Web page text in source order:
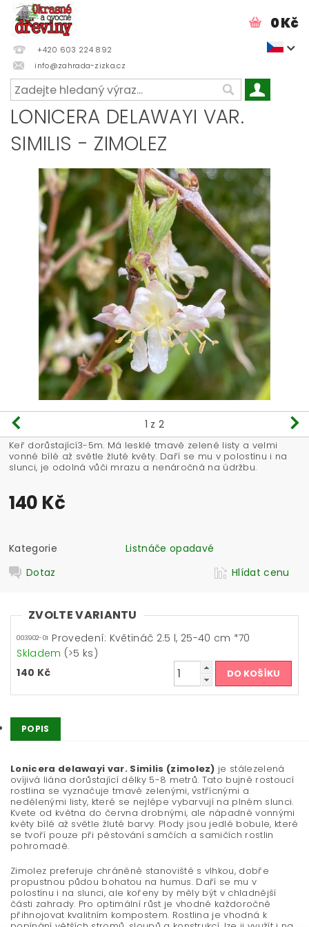
+420 603 224 892
info@zahrada-zizka.cz
0 Kč
LONICERA DELAWAYI VAR.
SIMILIS - ZIMOLEZ
1 z 2
Keř dorůstající3-5m. Má lesklé tmavě zelené listy a velmi
vonné bílé až světle žluté květy. Daří se mu v polostínu i na
slunci, je odolná vůči mrazu a nenáročná na údržbu.
140 Kč
Kategorie
Listnáče opadavé
Dotaz
Hlídat cenu
ZVOLTE VARIANTU
003902-01 Provedení: Květináč 2.5 l, 25-40 cm *70
Skladem (>5 ks)
140 Kč
POPIS
Lonicera delawayi var. Similis (zimolez) je stálezelená
ovíjivá liána dorůstající délky 5-8 metrů. Tato bujně rostoucí
rostlina se vyznačuje tmavě zelenými, vstřícnými a
nedělenými listy, které se nejlépe vybarvují na plném slunci.
Kvete od května do června drobnými, ale nápadně vonnými
květy bílé až světle žluté barvy. Plody jsou jedlé bobule, které
se tvoří pouze při pěstování samčích a samičích rostlin
pohromadě.
Zimolez preferuje chráněné stanoviště s vlhkou, dobře
propustnou půdou bohatou na humus. Daří se mu v
polostínu i na slunci, ale kořeny by měly být v chladnější
části zahrady. Pro optimální růst je vhodné každoročně
přihnojovat kvalitním kompostem. Rostlina je vhodná k